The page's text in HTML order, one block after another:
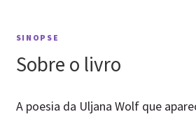
SINOPSE
Sobre o livro
A poesia da Uljana Wolf que